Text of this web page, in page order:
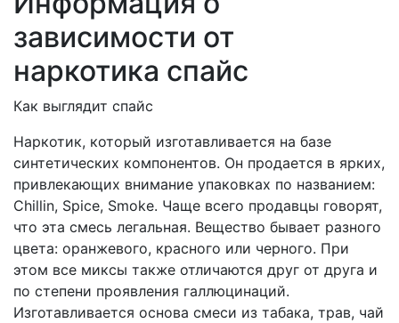
зависимости от
наркотика спайс
Как выглядит спайс
Наркотик, который изготавливается на базе
синтетических компонентов. Он продается в ярких,
привлекающих внимание упаковках по названием:
Chillin, Spice, Smoke. Чаще всего продавцы говорят,
что эта смесь легальная. Вещество бывает разного
цвета: оранжевого, красного или черного. При
этом все миксы также отличаются друг от друга и
по степени проявления галлюцинаций.
Изготавливается основа смеси из табака, трав, чай